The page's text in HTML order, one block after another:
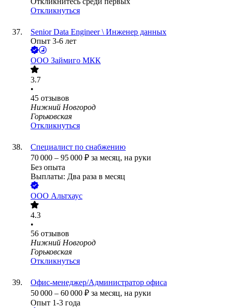
Откликнуться
Senior Data Engineer \ Инженер данных
Опыт 3-6 лет
ООО Займиго МКК
3.7
•
45 отзывов
Нижний Новгород
Горьковская
Откликнуться
Специалист по снабжению
70 000 – 95 000 ₽ за месяц, на руки
Без опыта
Выплаты: Два раза в месяц
ООО Альтхаус
4.3
•
56 отзывов
Нижний Новгород
Горьковская
Откликнуться
Офис-менеджер/Администратор офиса
50 000 – 60 000 ₽ за месяц, на руки
Опыт 1-3 года